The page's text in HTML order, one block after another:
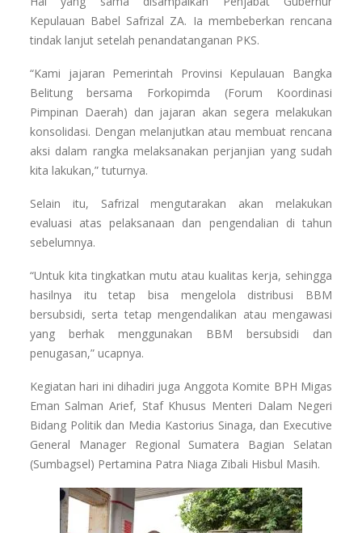
Kepulauan Babel Safrizal ZA. Ia membeberkan rencana
tindak lanjut setelah penandatanganan PKS.
“Kami jajaran Pemerintah Provinsi Kepulauan Bangka
Belitung bersama Forkopimda (Forum Koordinasi
Pimpinan Daerah) dan jajaran akan segera melakukan
konsolidasi. Dengan melanjutkan atau membuat rencana
aksi dalam rangka melaksanakan perjanjian yang sudah
kita lakukan,” tuturnya.
Selain itu, Safrizal mengutarakan akan melakukan
evaluasi atas pelaksanaan dan pengendalian di tahun
sebelumnya.
“Untuk kita tingkatkan mutu atau kualitas kerja, sehingga
hasilnya itu tetap bisa mengelola distribusi BBM
bersubsidi, serta tetap mengendalikan atau mengawasi
yang berhak menggunakan BBM bersubsidi dan
penugasan,” ucapnya.
Kegiatan hari ini dihadiri juga Anggota Komite BPH Migas
Eman Salman Arief, Staf Khusus Menteri Dalam Negeri
Bidang Politik dan Media Kastorius Sinaga, dan Executive
General Manager Regional Sumatera Bagian Selatan
(Sumbagsel) Pertamina Patra Niaga Zibali Hisbul Masih.